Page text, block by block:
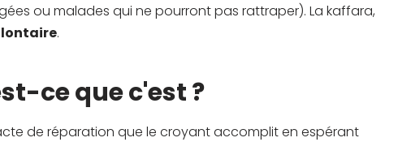
ou malades qui ne pourront pas rattraper). La kaffara,
.
ce que c'est ?
de réparation que le croyant accomplit en espérant